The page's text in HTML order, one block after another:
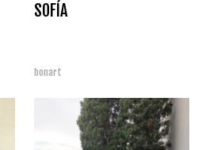
SOFÍA
bonart